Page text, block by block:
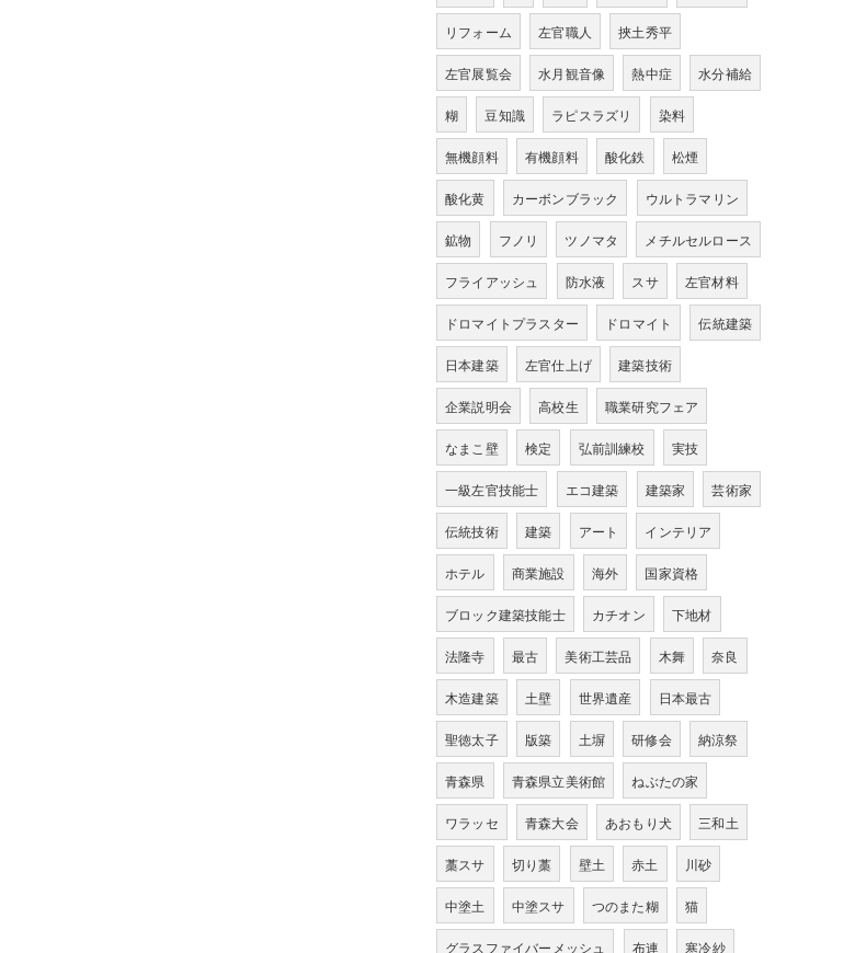
リフォーム 左官職人 挾土秀平
左官展覧会 水月観音像 熱中症 水分補給
糊 豆知識 ラピスラズリ 染料
無機顔料 有機顔料 酸化鉄 松煙
酸化黄 カーボンブラック ウルトラマリン
鉱物 フノリ ツノマタ メチルセルロース
フライアッシュ 防水液 スサ 左官材料
ドロマイトプラスター ドロマイト 伝統建築
日本建築 左官仕上げ 建築技術
企業説明会 高校生 職業研究フェア
なまこ壁 検定 弘前訓練校 実技
一級左官技能士 エコ建築 建築家 芸術家
伝統技術 建築 アート インテリア
ホテル 商業施設 海外 国家資格
ブロック建築技能士 カチオン 下地材
法隆寺 最古 美術工芸品 木舞 奈良
木造建築 土壁 世界遺産 日本最古
聖徳太子 版築 土塀 研修会 納涼祭
青森県 青森県立美術館 ねぶたの家
ワラッセ 青森大会 あおもり犬 三和土
藁スサ 切り藁 壁土 赤土 川砂
中塗土 中塗スサ つのまた糊 猫
グラスファイバーメッシュ 布連 寒冷紗